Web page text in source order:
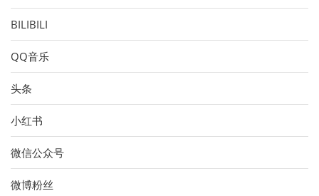
BILIBILI
QQ音乐
头条
小红书
微信公众号
微博粉丝